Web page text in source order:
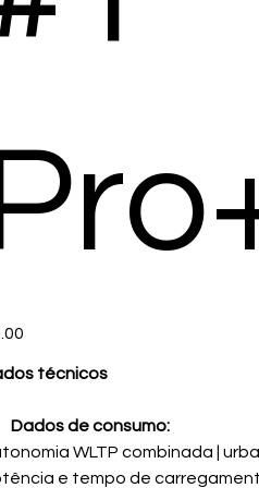
técnicos
Dados de consumo:
WLTP combinada |
e tempo de